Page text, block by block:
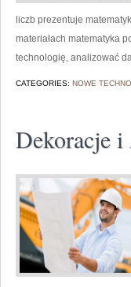
liczb prezentuje
materiałach matematyka
technologię, analizować
CATEGORIES: NOWE
Dekoracje i